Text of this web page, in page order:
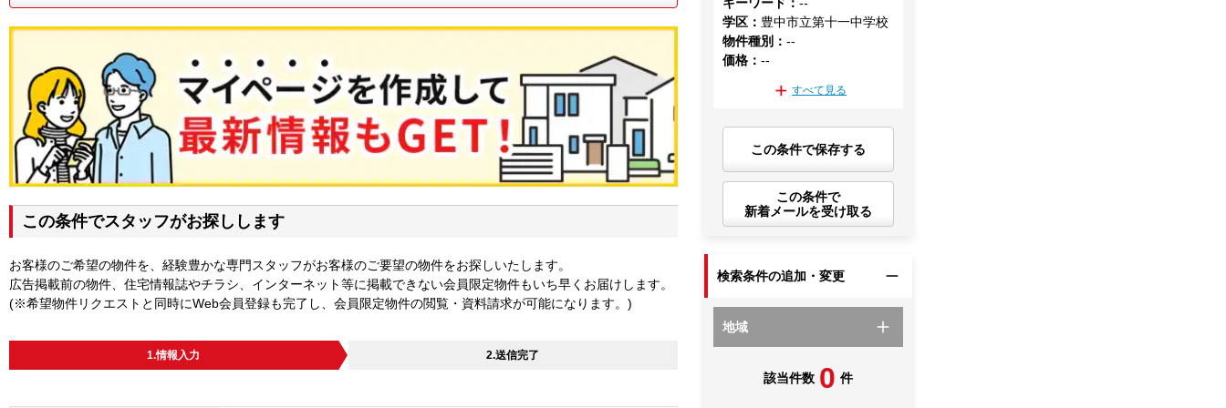
この条件でスタッフがお探しします
お客様のご希望の物件を、経験豊かな専門スタッフがお客様のご要望の物件をお探しいたします。
広告掲載前の物件、住宅情報誌やチラシ、インターネット等に掲載できない会員限定物件もいち早くお届けします。
(※希望物件リクエストと同時にWeb会員登録も完了し、会員限定物件の閲覧・資料請求が可能になります。)
1.情報入力 2.送信完了
学区 ： 豊中市立第十一中学校
物件種別 ：--
価格 ：--
すべて見る
この条件で保存する
この条件で
新着メールを受け取る
検索条件の追加・変更
地域
該当件数 0 件